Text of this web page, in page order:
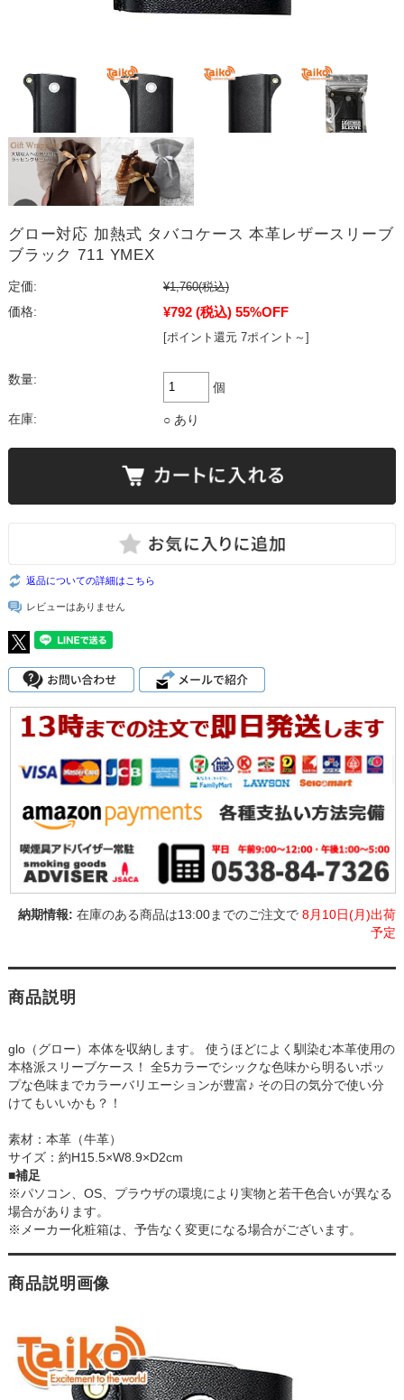
グロー対応 加熱式 タバコケース 本革レザースリーブ
ブラック 711 YMEX
定価: ¥1,760(税込)
価格:
¥792 (税込) 55%OFF
[ポイント還元 7ポイント～]
数量:
個
在庫: ○ あり
返品についての詳細はこちら
レビューはありません
在庫のある商品は13:00までのご注文で8月10日(月)出荷
予定
商品説明
glo（グロー）本体を収納します。 使うほどによく馴染む本革使用の
本格派スリーブケース！ 全5カラーでシックな色味から明るいポッ
プな色味までカラーバリエーションが豊富♪ その日の気分で使い分
けてもいいかも？！
素材：本革（牛革）
サイズ：約H15.5×W8.9×D2cm
■補足
※パソコン、OS、プラウザの環境により実物と若干色合いが異なる
場合があります。
※メーカー化粧箱は、予告なく変更になる場合がございます。
商品説明画像